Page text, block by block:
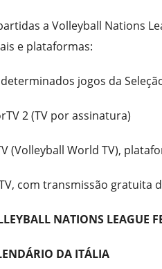
a Volleyball Nations
e plataformas:
jogos da
2 (TV por assinatura)
(Volleyball World TV),
com transmissão gratuita
NATIONS LEAGUE
DA ITÁLIA